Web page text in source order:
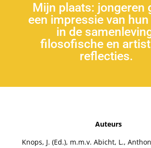
Mijn plaats: jongeren
een impressie van
in de
filosofische en
reflecties.
Auteurs
Knops, J. (Ed.), m.m.v. Abicht, L.,